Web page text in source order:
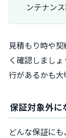
ンテナン
見積もり時や
く確認しまし
行があるかも大
保証対象外に
どんな保証に